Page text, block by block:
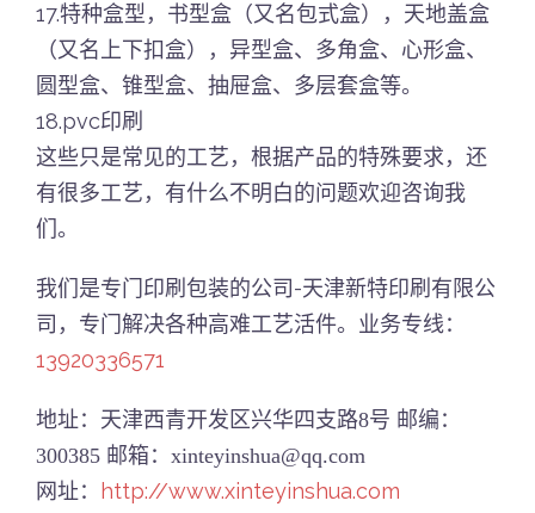
17.特种盒型，书型盒（又名包式盒），天地盖盒
（又名上下扣盒），异型盒、多角盒、心形盒、
圆型盒、锥型盒、抽屉盒、多层套盒等。
18.pvc印刷
这些只是常见的工艺，根据产品的特殊要求，还
有很多工艺，有什么不明白的问题欢迎咨询我
们。
我们是专门印刷包装的公司-天津新特印刷有限公
司，专门解决各种高难工艺活件。 业务专线：
13920336571
地址：天津西青开发区兴华四支路8号 邮编：
300385 邮箱：xinteyinshua@qq.com
网址：
http://www.xinteyinshua.com